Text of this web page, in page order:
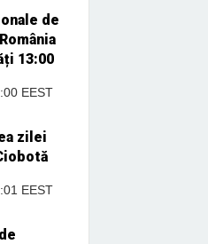
de
13:00
EEST
zilei
EEST